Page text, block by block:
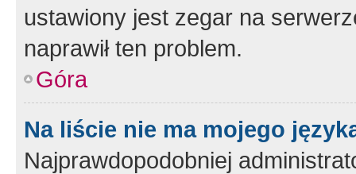
ustawiony jest zegar na
naprawił ten problem.
Góra
Na liście nie ma mojego
Najprawdopodobniej